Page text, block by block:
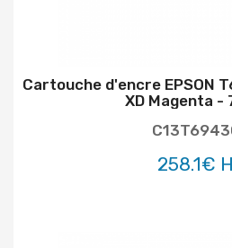
Cartouche d'encre EPSON
XD Magenta -
258.1€